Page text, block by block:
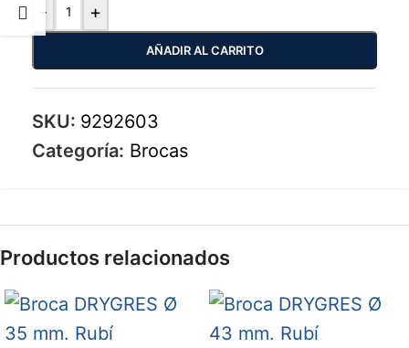
- +
AÑADIR AL CARRITO
SKU: 9292603
Categoría: Brocas
Productos relacionados